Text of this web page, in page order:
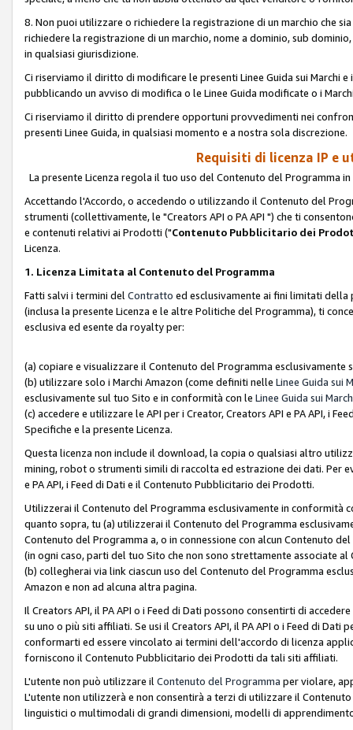
8. Non puoi utilizzare o richiedere la registrazione di un marchio che
richiedere la registrazione di un marchio, nome a dominio, sub
in qualsiasi giurisdizione.
Ci riserviamo il diritto di modificare le presenti Linee Guida sui Marchi
pubblicando un avviso di modifica o le Linee Guida modificate o i
Ci riserviamo il diritto di prendere opportuni provvedimenti nei
presenti Linee Guida, in qualsiasi momento e a nostra sola discrezione.
Requisiti di licenza IP e
La presente Licenza regola il tuo uso del Contenuto del Programma
Accettando l'Accordo, o accedendo o utilizzando il Contenuto del
strumenti (collettivamente, le "Creators API o PA API ") che ti
e contenuti relativi ai Prodotti ("Contenuto Pubblicitario dei
Licenza.
1. Licenza Limitata al Contenuto del Programma
Fatti salvi i termini del Contratto ed esclusivamente ai fini limitati
(inclusa la presente Licenza e le altre Politiche del Programma), ti
esclusiva ed esente da royalty per:
(a) copiare e visualizzare il Contenuto del Programma esclusivamente
(b) utilizzare solo i Marchi Amazon (come definiti nelle Linee Guida sui
esclusivamente sul tuo Sito e in conformità con le Linee Guida sui March
(c) accedere e utilizzare le API per i Creator, Creators API e PA API, i
Specifiche e la presente Licenza.
Questa licenza non include il download, la copia o qualsiasi altro
mining, robot o strumenti simili di raccolta ed estrazione dei dati. Per
e PA API, i Feed di Dati e il Contenuto Pubblicitario dei Prodotti.
Utilizzerai il Contenuto del Programma esclusivamente in conformità
quanto sopra, tu (a) utilizzerai il Contenuto del Programma
Contenuto del Programma a, o in connessione con alcun Contenuto
(in ogni caso, parti del tuo Sito che non sono strettamente associate
(b) collegherai via link ciascun uso del Contenuto del Programma
Amazon e non ad alcuna altra pagina.
Il Creators API, il PA API o i Feed di Dati possono consentirti di
su uno o più siti affiliati. Se usi il Creators API, il PA API o i Feed di
conformarti ed essere vincolato ai termini dell'accordo di licenza
forniscono il Contenuto Pubblicitario dei Prodotti da tali siti affiliati.
L'utente non può utilizzare il Contenuto del Programma per violare,
L'utente non utilizzerà e non consentirà a terzi di utilizzare il
linguistici o multimodali di grandi dimensioni, modelli di